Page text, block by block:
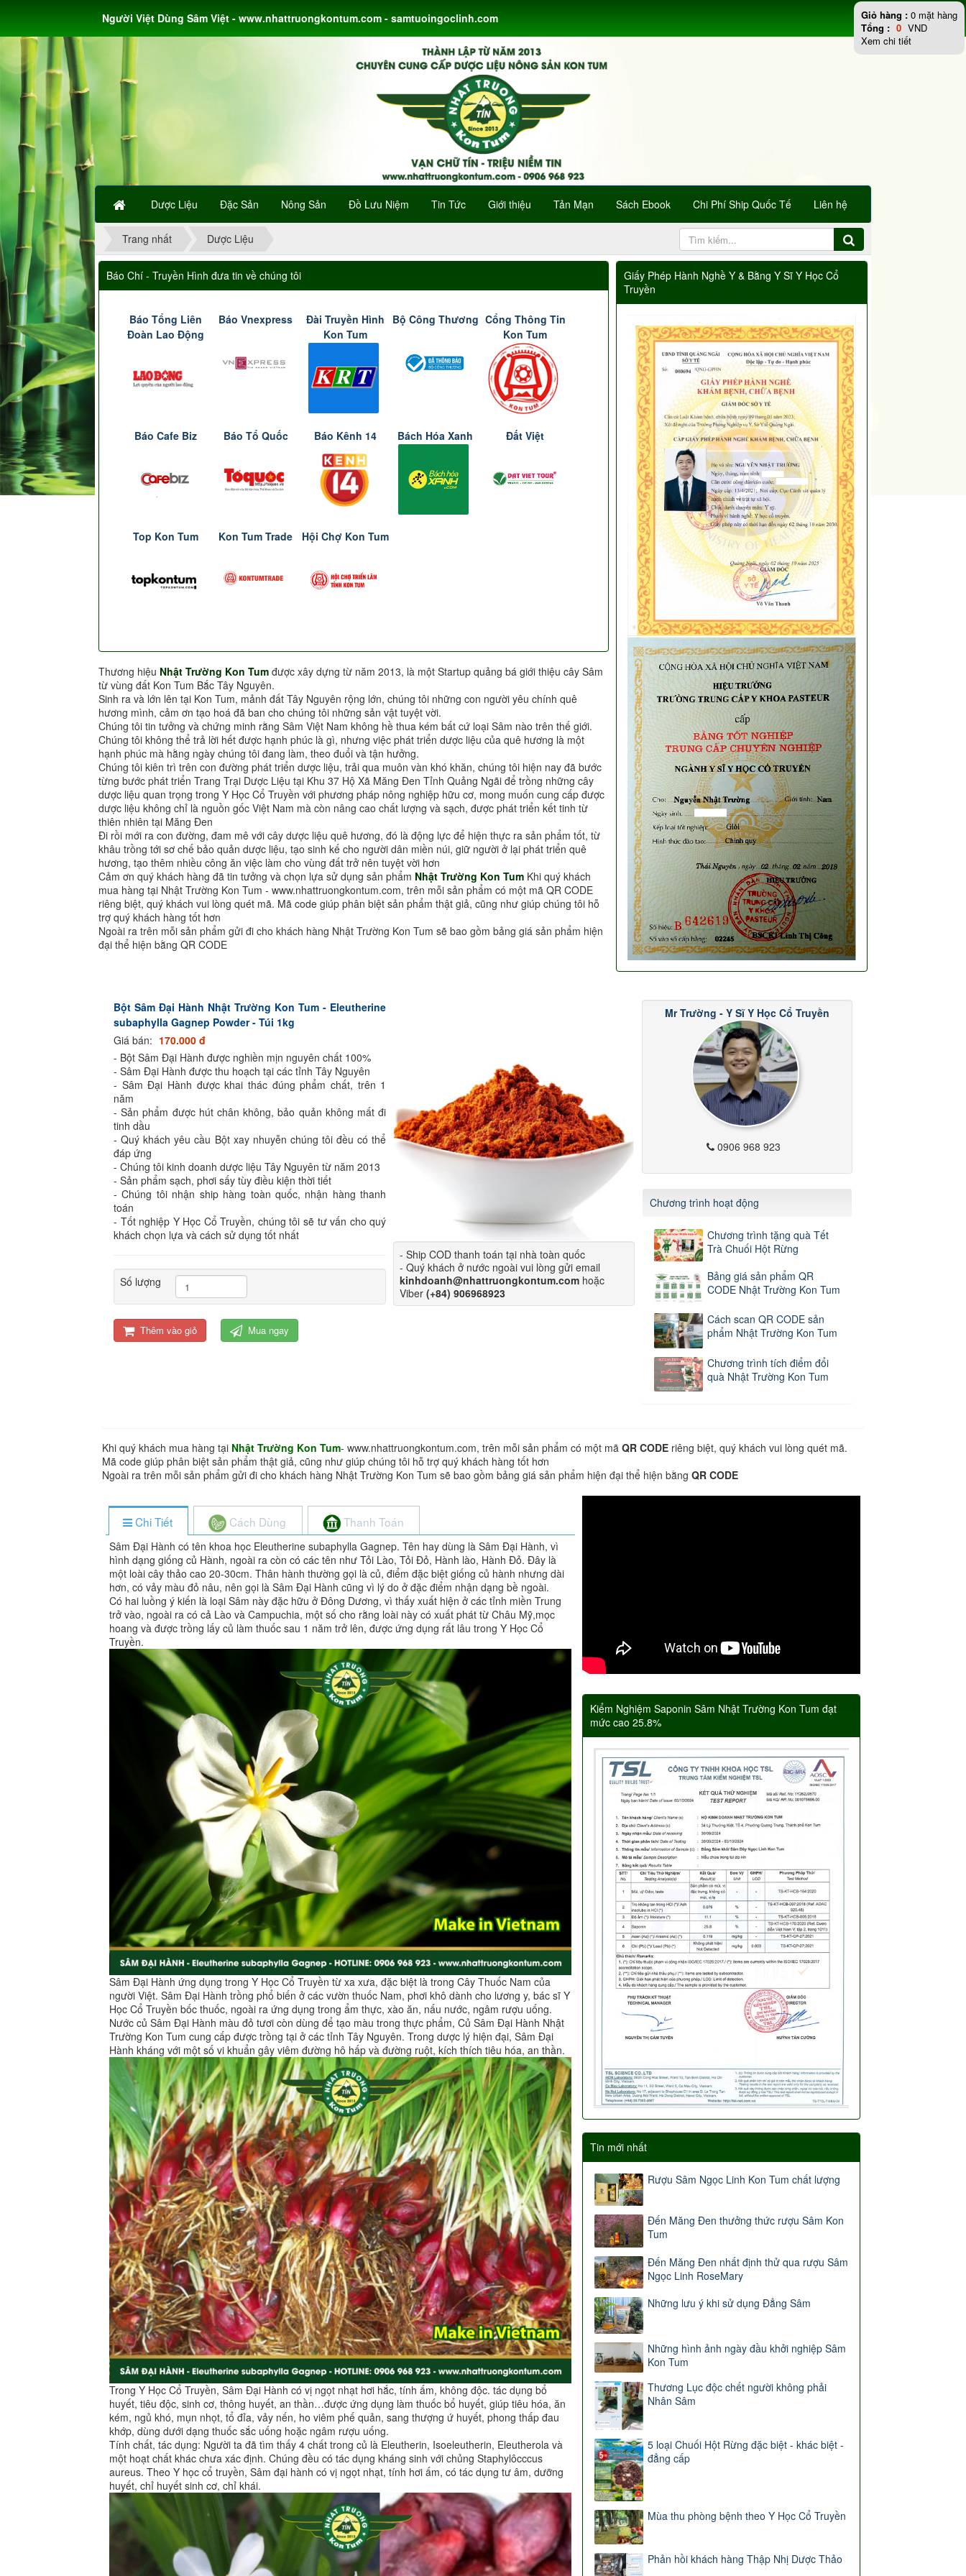
Dược Liệu Đặc Sản Nông Sản Đồ Lưu Niệm Tin Tức Giới thiệu Tản Mạn Sách Ebook Chi Phí Ship Quốc Tế Liên hệ
Người Việt Dùng Sâm Việt - www.nhattruongkontum.com - samtuoingoclinh.com
Trang nhất Dược Liệu
Báo Chí - Truyền Hình đưa tin về chúng tôi
Báo Tổng Liên
Đoàn Lao Động
Báo Vnexpress
Đài Truyền Hình
Kon Tum
Bộ Công Thương Cổng Thông Tin
Kon Tum
Báo Cafe Biz Báo Tổ Quốc Báo Kênh 14 Bách Hóa Xanh Đất Việt
Top Kon Tum Kon Tum Trade Hội Chợ Kon Tum
Thương hiệu Nhật Trường Kon Tum được xây dựng từ năm 2013, là một Startup quảng bá giới thiệu cây Sâm
từ vùng đất Kon Tum Bắc Tây Nguyên.
Sinh ra và lớn lên tại Kon Tum, mảnh đất Tây Nguyên rộng lớn, chúng tôi những con người yêu chính quê
hương mình, cảm ơn tạo hoá đã ban cho chúng tôi những sản vật tuyệt vời.
Chúng tôi tin tưởng và chứng minh rằng Sâm Việt Nam không hề thua kém bất cứ loại Sâm nào trên thế giới.
Chúng tôi không thể trả lời hết được hạnh phúc là gì, nhưng việc phát triển dược liệu của quê hương là một
hạnh phúc mà hằng ngày chúng tôi đang làm, theo đuổi và tận hưởng.
Chúng tôi kiên trì trên con đường phát triển dược liệu, trải qua muôn vàn khó khăn, chúng tôi hiện nay đã bước
từng bước phát triển Trang Trại Dược Liệu tại Khu 37 Hộ Xã Măng Đen Tỉnh Quảng Ngãi để trồng những cây
dược liệu quan trọng trong Y Học Cổ Truyền với phương pháp nông nghiệp hữu cơ, mong muốn cung cấp được
dược liệu không chỉ là nguồn gốc Việt Nam mà còn nâng cao chất lượng và sạch, được phát triển kết tinh từ
thiên nhiên tại Măng Đen
Đi rồi mới ra con đường, đam mê với cây dược liệu quê hương, đó là động lực để hiện thực ra sản phẩm tốt, từ
khâu trồng tới sơ chế bảo quản dược liệu, tạo sinh kế cho người dân miền núi, giữ người ở lại phát triển quê
hương, tạo thêm nhiều công ăn việc làm cho vùng đất trở nên tuyệt vời hơn
Cảm ơn quý khách hàng đã tin tưởng và chọn lựa sử dụng sản phẩm Nhật Trường Kon Tum Khi quý khách
mua hàng tại Nhật Trường Kon Tum - www.nhattruongkontum.com, trên mỗi sản phẩm có một mã QR CODE
riêng biệt, quý khách vui lòng quét mã. Mã code giúp phân biệt sản phẩm thật giả, cũng như giúp chúng tôi hỗ
trợ quý khách hàng tốt hơn
Ngoài ra trên mỗi sản phẩm gửi đi cho khách hàng Nhật Trường Kon Tum sẽ bao gồm bảng giá sản phẩm hiện
đại thể hiện bằng QR CODE
Giấy Phép Hành Nghề Y & Bằng Y Sĩ Y Học Cổ
Truyền
Bột Sâm Đại Hành Nhật Trường Kon Tum - Eleutherine
subaphylla Gagnep Powder - Túi 1kg
Giá bán: 170.000 đ
- Bột Sâm Đại Hành được nghiền mịn nguyên chất 100%
- Sâm Đại Hành được thu hoạch tại các tỉnh Tây Nguyên
- Sâm Đại Hành được khai thác đúng phẩm chất, trên 1
năm
- Sản phẩm được hút chân không, bảo quản không mất đi
tinh dầu
- Quý khách yêu cầu Bột xay nhuyễn chúng tôi đều có thể
đáp ứng
- Chúng tôi kinh doanh dược liệu Tây Nguyên từ năm 2013
- Sản phẩm sạch, phơi sấy tùy điều kiện thời tiết
- Chúng tôi nhận ship hàng toàn quốc, nhận hàng thanh
toán
- Tốt nghiệp Y Học Cổ Truyền, chúng tôi sẽ tư vấn cho quý
khách chọn lựa và cách sử dụng tốt nhất
Số lượng
Thêm vào giỏ Mua ngay
- Ship COD thanh toán tại nhà toàn quốc
- Quý khách ở nước ngoài vui lòng gửi email
kinhdoanh@nhattruongkontum.com hoặc
Viber(+84) 906968923
Mr Trường - Y Sĩ Y Học Cổ Truyền
0906 968 923
Chương trình hoạt động
Chương trình tặng quà Tết
Trà Chuối Hột Rừng
Bảng giá sản phẩm QR
CODE Nhật Trường Kon Tum
Cách scan QR CODE sản
phẩm Nhật Trường Kon Tum
Chương trình tích điểm đổi
quà Nhật Trường Kon Tum
Khi quý khách mua hàng tại Nhật Trường Kon Tum- www.nhattruongkontum.com, trên mỗi sản phẩm có một mã QR CODE riêng biệt, quý khách vui lòng quét mã.
Mã code giúp phân biệt sản phẩm thật giả, cũng như giúp chúng tôi hỗ trợ quý khách hàng tốt hơn
Ngoài ra trên mỗi sản phẩm gửi đi cho khách hàng Nhật Trường Kon Tum sẽ bao gồm bảng giá sản phẩm hiện đại thể hiện bằng QR CODE
Chi Tiết Cách Dùng Thanh Toán
Sâm Đại Hành có tên khoa học Eleutherine subaphylla Gagnep. Tên hay dùng là Sâm Đại Hành, vì
hình dạng giống củ Hành, ngoài ra còn có các tên như Tỏi Lào, Tỏi Đỏ, Hành lào, Hành Đỏ. Đây là
một loài cây thảo cao 20-30cm. Thân hành thường gọi là củ, điểm đặc biệt giống củ hành nhưng dài
hơn, có vảy màu đỏ nâu, nên gọi là Sâm Đại Hành cũng vì lý do ở đặc điểm nhận dạng bề ngoài.
Có hai luồng ý kiến là loại Sâm này đặc hữu ở Đông Dương, vì thấy xuất hiện ở các tỉnh miền Trung
trở vào, ngoài ra có cả Lào và Campuchia, một số cho rằng loài này có xuất phát từ Châu Mỹ,mọc
hoang và được trồng lấy củ làm thuốc sau 1 năm trở lên, được ứng dụng rất lâu trong Y Học Cổ
Truyền.
Sâm Đại Hành ứng dụng trong Y Học Cổ Truyền từ xa xưa, đặc biệt là trong Cây Thuốc Nam của
người Việt. Sâm Đại Hành trồng phổ biến ở các vườn thuốc Nam, phơi khô dành cho lương y, bác sĩ Y
Học Cổ Truyền bốc thuốc, ngoài ra ứng dụng trong ẩm thực, xào ăn, nấu nước, ngâm rượu uống.
Nước củ Sâm Đại Hành màu đỏ tươi còn dùng để tạo màu trong thực phẩm, Củ Sâm Đại Hành Nhật
Trường Kon Tum cung cấp được trồng tại ở các tỉnh Tây Nguyên. Trong dược lý hiện đại, Sâm Đại
Hành kháng với một số vi khuẩn gây viêm đường hô hấp và đường ruột, kích thích tiêu hóa, an thần.
Trong Y Học Cổ Truyền, Sâm Đại Hành có vị ngọt nhạt hơi hắc, tính ấm, không độc. tác dụng bổ
huyết, tiêu độc, sinh cơ, thông huyết, an thần…được ứng dụng làm thuốc bổ huyết, giúp tiêu hóa, ăn
kém, ngủ khó, mụn nhọt, tổ đỉa, vảy nến, ho viêm phế quản, sang thượng ứ huyết, phong thấp đau
khớp, dùng dưới dạng thuốc sắc uống hoặc ngâm rượu uống.
Tính chất, tác dụng: Người ta đã tìm thấy 4 chất trong củ là Eleutherin, Isoeleutherin, Eleutherola và
một hoạt chất khác chưa xác định. Chúng đều có tác dụng kháng sinh với chủng Staphylôcccus
aureus. Theo Y học cổ truyền, Sâm đại hành có vị ngọt nhạt, tính hơi ấm, có tác dụng tư âm, dưỡng
huyết, chỉ huyết sinh cơ, chỉ khái.
Kiểm Nghiệm Saponin Sâm Nhật Trường Kon Tum đạt
mức cao 25.8%
Tin mới nhất
Rượu Sâm Ngọc Linh Kon Tum chất lượng
Đến Măng Đen thưởng thức rượu Sâm Kon
Tum
Đến Măng Đen nhất định thử qua rượu Sâm
Ngọc Linh RoseMary
Những lưu ý khi sử dụng Đẳng Sâm
Những hình ảnh ngày đầu khởi nghiệp Sâm
Kon Tum
Thương Lục độc chết người không phải
Nhân Sâm
5 loại Chuối Hột Rừng đặc biệt - khác biệt -
đẳng cấp
Mùa thu phòng bệnh theo Y Học Cổ Truyền
Phản hồi khách hàng Thập Nhị Dược Thảo
Giỏ hàng : 0 mặt hàng
Tổng : 0 VND
Xem chi tiết